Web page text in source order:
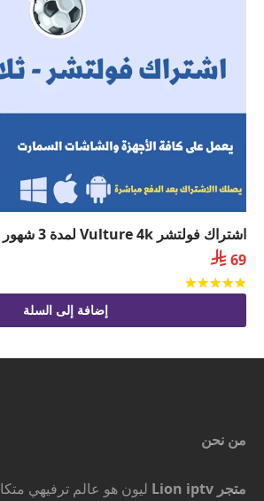
اشتراك فولتشر Vulture 4k لمدة 3 شهور
 69
إضافة إلى السلة
من نحن
متجر Lion iptv